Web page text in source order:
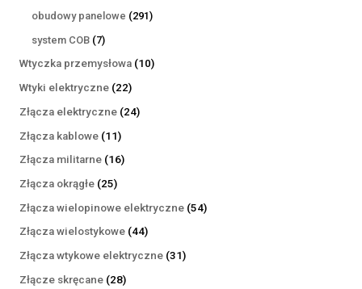
produkty
obudowy panelowe 291291
system COB 77
produktów
Wtyczka przemysłowa 1010
Wtyki elektryczne 2222
produkty
Złącza elektryczne 2424
Złącza kablowe 1111
produktów
Złącza militarne 1616
Złącza okrągłe 2525
produktów
Złącza wielopinowe elektryczne 5454
Złącza wielostykowe 4444
produkty
Złącza wtykowe elektryczne 3131
Złącze skręcane 2828